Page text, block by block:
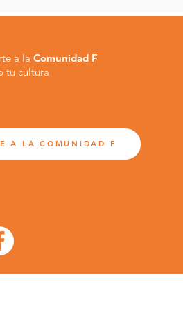
a la Comunidad F
tu cultura
A LA COMUNIDAD F